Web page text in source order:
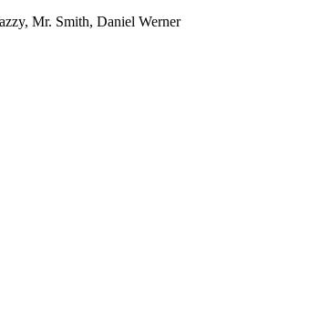
Mr. Smith, Daniel Werner